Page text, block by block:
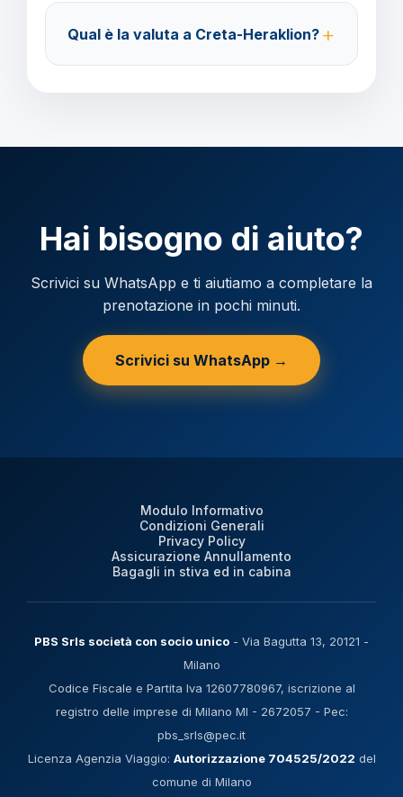
Acconto del 40% alla prenotazione, saldo 30 giorni
prima della partenza.
Qual è la valuta a Creta-Heraklion?
Hai bisogno di aiuto?
Scrivici su WhatsApp e ti aiutiamo a completare la
prenotazione in pochi minuti.
Scrivici su WhatsApp →
Modulo Informativo
Condizioni Generali
Privacy Policy
Assicurazione Annullamento
Bagagli in stiva ed in cabina
PBS Srls società con socio unico - Via Bagutta 13, 20121 -
Milano
Codice Fiscale e Partita Iva 12607780967, iscrizione al
registro delle imprese di Milano MI - 2672057 - Pec:
pbs_srls@pec.it
Licenza Agenzia Viaggio: Autorizzazione 704525/2022 del
comune di Milano